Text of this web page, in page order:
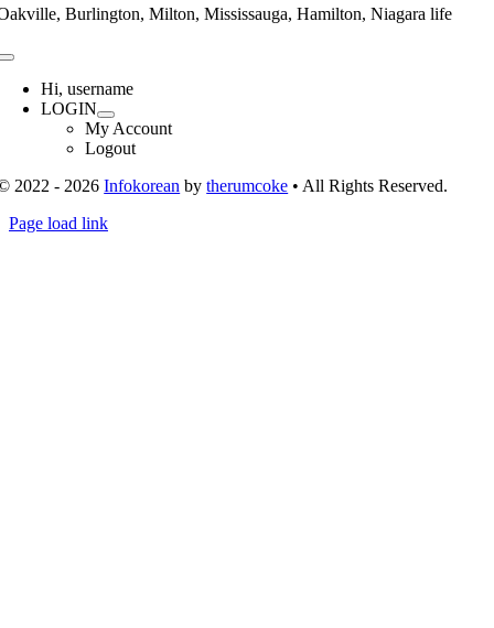
Burlington, Milton, Mississauga, Hamilton, Niagara life
Toggle
NavigationHi, username
LOGIN
My Account
Logout
2022 - 2026Infokorean bytherumcoke • All Rights Reserved.
Toggle
Page load link